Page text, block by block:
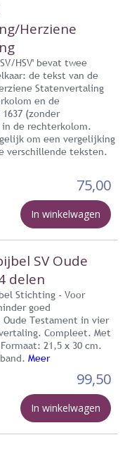
Herziene
HSV' bevat twee
de tekst van de
Statenvertaling
en de
(zonder
de rechterkolom.
om een vergelijking
verschillende teksten.
75,00
In winkelwagen
SV Oude
delen
Stichting - Voor
goed
Testament in vier
Compleet. Met
21,5 x 30 cm.
Meer
99,50
In winkelwagen